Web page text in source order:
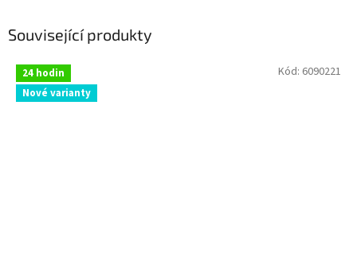
Související produkty
24 hodin
Nové varianty
Kód: 6090221